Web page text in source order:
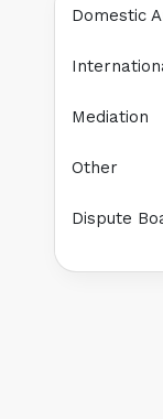
Domestic
Mediation
Other
Dispute